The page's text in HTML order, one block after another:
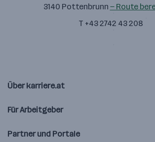
3140 Pottenbrunn — Route
T +43 2742 43 208
Über karriere.at
Für Arbeitgeber
Partner und Portale